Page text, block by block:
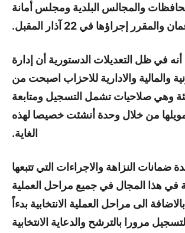
والمجالس البلدية ومجلس أمانة
والمقرر إجراؤها في 22 آذار المقبل.
أنه في ظل التعديلات الدستورية أن إدارة
والمالية والادارية للاحزاب اصبحت من
وهي صلاحيات تشمل التسجيل ومتابعة
من خلال وحدة أنشئت خصيصا لهذه
الغاية.
ضمانات النزاهة والاجراءات التي تتبعها
في هذا المجال في جميع مراحل العملية
الى مراحل العملية الانتخابية بدءاً
مرورا بالترشح والدعاية الانتخابية